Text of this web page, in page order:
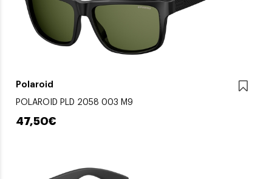
Polaroid
POLAROID PLD 2058 003 M9
47,50€